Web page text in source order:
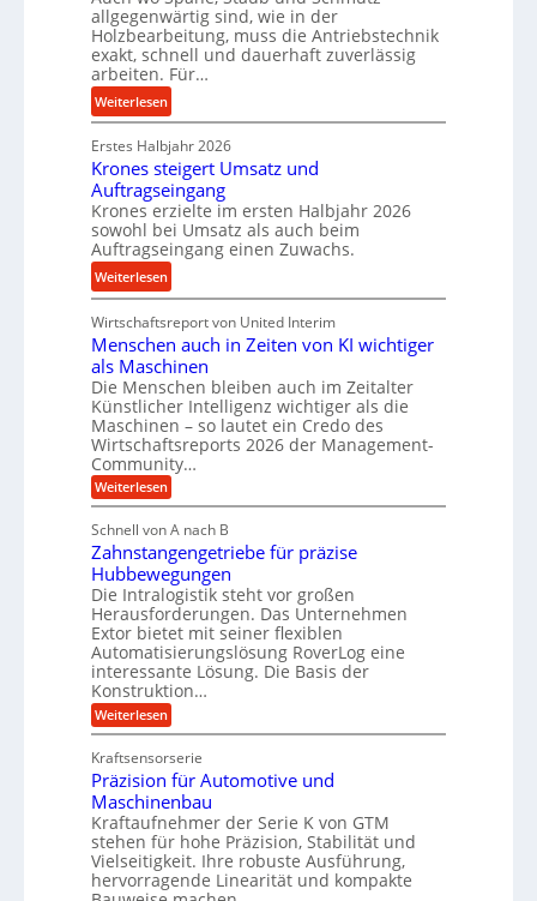
e
l
s
t
a
n
d
c
h
a
l
s
e
n
s
o
r
e
n
g
e
w
i
n
d
e
t
r
i
e
b
u
n
d
H
y
d
r
a
u
l
k
i
m
V
e
r
g
l
e
i
c
h
allgegenwärtig sind, wie in der
Holzbearbeitung, muss die Antriebstechnik
exakt, schnell und dauerhaft zuverlässig
arbeiten. Für…
Weiterlesen:
P
r
ä
z
i
s
e
u
n
d
l
a
n
g
l
e
b
i
g
e
K
u
g
e
l
g
e
w
i
n
d
e
t
r
Erstes Halbjahr 2026
Krones steigert Umsatz und
Auftragseingang
Krones erzielte im ersten Halbjahr 2026
sowohl bei Umsatz als auch beim
Auftragseingang einen Zuwachs.
Weiterlesen:
K
r
o
n
e
s
s
t
e
i
g
e
r
t
U
m
s
a
t
z
u
n
d
A
u
f
t
Wirtschaftsreport von United Interim
Menschen auch in Zeiten von KI wichtiger
als Maschinen
Die Menschen bleiben auch im Zeitalter
Künstlicher Intelligenz wichtiger als die
Maschinen – so lautet ein Credo des
Wirtschaftsreports 2026 der Management-
Community…
Weiterlesen:
M
n
s
c
h
e
n
a
u
c
h
i
n
Z
e
e
n
v
o
n
K
Schnell von A nach B
Zahnstangengetriebe für präzise
Hubbewegungen
Die Intralogistik steht vor großen
Herausforderungen. Das Unternehmen
Extor bietet mit seiner flexiblen
Automatisierungslösung RoverLog eine
interessante Lösung. Die Basis der
Konstruktion…
Weiterlesen:
Z
h
n
s
t
a
n
g
e
Kraftsensorserie
Präzision für Automotive und
Maschinenbau
Kraftaufnehmer der Serie K von GTM
stehen für hohe Präzision, Stabilität und
Vielseitigkeit. Ihre robuste Ausführung,
hervorragende Linearität und kompakte